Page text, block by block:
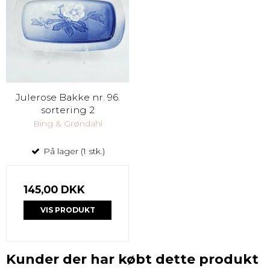
Julerose Bakke nr. 96.
sortering 2
Bing & Grøndahl
På lager (1 stk.)
145,00 DKK
VIS PRODUKT
Kunder der har købt dette produkt